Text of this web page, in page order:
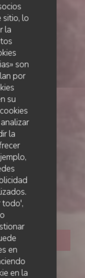
sitio, lo
la
son
por
su
la
todo',
en
en la